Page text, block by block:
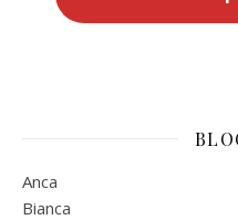
Anca
Bianca